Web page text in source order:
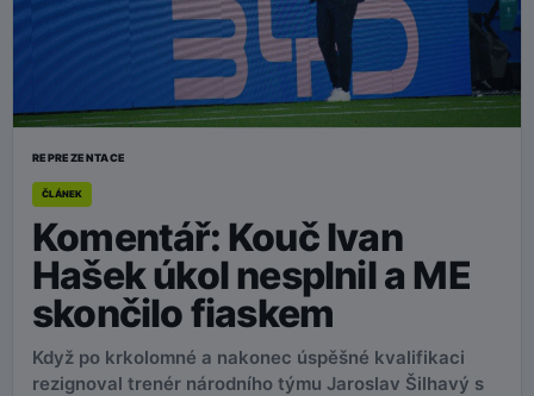
REPREZENTACE
ČLÁNEK
Komentář: Kouč Ivan
Hašek úkol nesplnil a ME
skončilo fiaskem
Když po krkolomné a nakonec úspěšné kvalifikaci
rezignoval trenér národního týmu Jaroslav Šilhavý s